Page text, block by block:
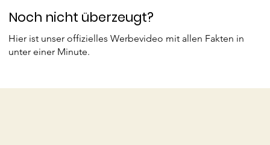
Noch nicht überzeugt?
Hier ist unser offizielles Werbevideo mit allen Fakten in
unter einer Minute.